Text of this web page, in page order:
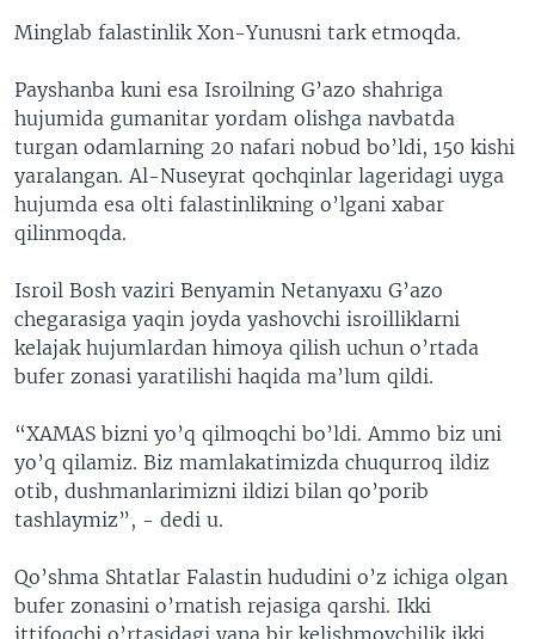
Minglab falastinlik Xon-Yunusni tark etmoqda.
Payshanba kuni esa Isroilning G’azo shahriga
hujumida gumanitar yordam olishga navbatda
turgan odamlarning 20 nafari nobud bo’ldi, 150 kishi
yaralangan. Al-Nuseyrat qochqinlar lageridagi uyga
hujumda esa olti falastinlikning o’lgani xabar
qilinmoqda.
Isroil Bosh vaziri Benyamin Netanyaxu G’azo
chegarasiga yaqin joyda yashovchi isroilliklarni
kelajak hujumlardan himoya qilish uchun o’rtada
bufer zonasi yaratilishi haqida ma’lum qildi.
“XAMAS bizni yo’q qilmoqchi bo’ldi. Ammo biz uni
yo’q qilamiz. Biz mamlakatimizda chuqurroq ildiz
otib, dushmanlarimizni ildizi bilan qo’porib
tashlaymiz”, - dedi u.
Qo’shma Shtatlar Falastin hududini o’z ichiga olgan
bufer zonasini o’rnatish rejasiga qarshi. Ikki
ittifoqchi o’rtasidagi yana bir kelishmovchilik ikki